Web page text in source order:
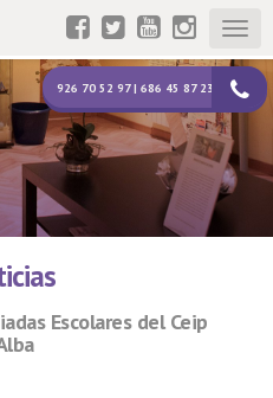
926 70 52 97 | 686 45 87 23
Escolares del Ceip